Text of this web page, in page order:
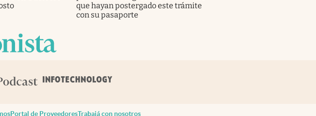
que hayan postergado este trámite
con su pasaporte
Portal de ProveedoresTrabajá con nosotros